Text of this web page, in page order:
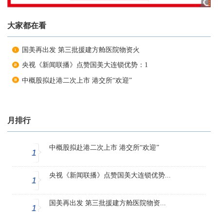
大家都在看
国美再出发 第三批援建方舱医院物资火
央视《新闻联播》点赞国美大连锁优势：1
中概股拟赴港二次上市 港交所“欢迎”
月排行
1
中概股拟赴港二次上市 港交所“欢迎”
1
央视《新闻联播》点赞国美大连锁优势...
1
国美再出发 第三批援建方舱医院物资...